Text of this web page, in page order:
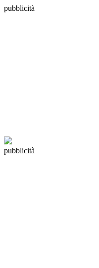
pubblicità
pubblicità